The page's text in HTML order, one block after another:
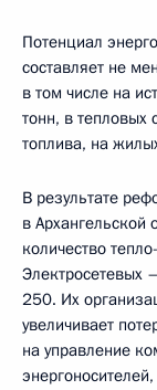
Потенциал
составляет не
в том числе на
тонн, в тепловых
топлива, на
В результате
в Архангельской
количество
Электросетевых
250. Их
увеличивает
на управление